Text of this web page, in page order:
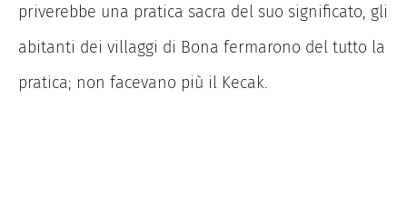
priverebbe una pratica sacra del suo significato, gli
abitanti dei villaggi di Bona fermarono del tutto la
pratica; non facevano più il Kecak.